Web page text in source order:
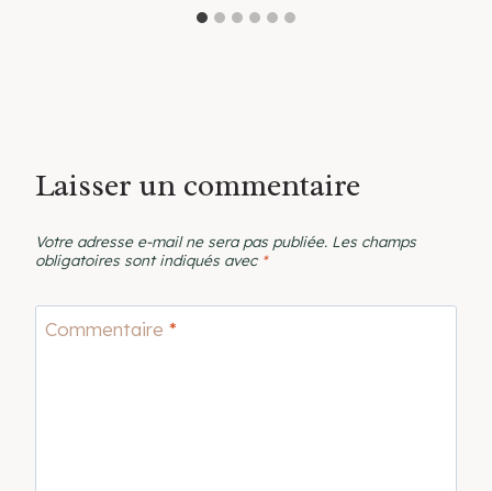
Laisser un commentaire
Votre adresse e-mail ne sera pas publiée. Les champs
obligatoires sont indiqués avec *
Commentaire *